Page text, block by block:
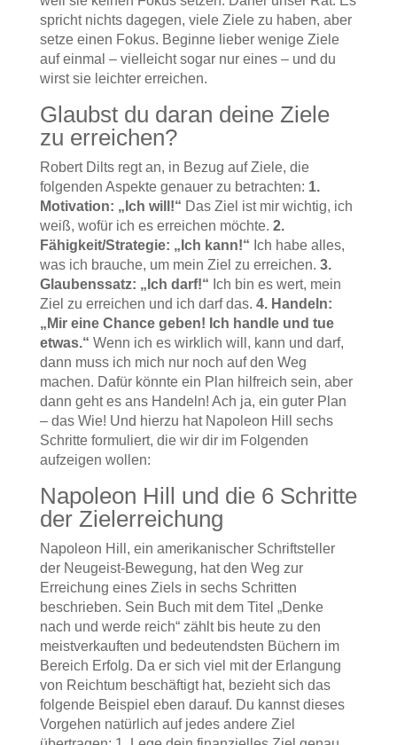
spricht nichts dagegen, viele Ziele zu haben, aber
setze einen Fokus. Beginne lieber wenige Ziele
auf einmal – vielleicht sogar nur eines – und du
wirst sie leichter erreichen.
Glaubst du daran deine Ziele
zu erreichen?
Robert Dilts regt an, in Bezug auf Ziele, die
folgenden Aspekte genauer zu betrachten: 1.
Motivation: „Ich will!“ Das Ziel ist mir wichtig, ich
weiß, wofür ich es erreichen möchte. 2.
Fähigkeit/Strategie: „Ich kann!“ Ich habe alles,
was ich brauche, um mein Ziel zu erreichen. 3.
Glaubenssatz: „Ich darf!“ Ich bin es wert, mein
Ziel zu erreichen und ich darf das. 4. Handeln:
„Mir eine Chance geben! Ich handle und tue
etwas.“ Wenn ich es wirklich will, kann und darf,
dann muss ich mich nur noch auf den Weg
machen. Dafür könnte ein Plan hilfreich sein, aber
dann geht es ans Handeln! Ach ja, ein guter Plan
– das Wie! Und hierzu hat Napoleon Hill sechs
Schritte formuliert, die wir dir im Folgenden
aufzeigen wollen:
Napoleon Hill und die 6 Schritte
der Zielerreichung
Napoleon Hill, ein amerikanischer Schriftsteller
der Neugeist-Bewegung, hat den Weg zur
Erreichung eines Ziels in sechs Schritten
beschrieben. Sein Buch mit dem Titel „Denke
nach und werde reich“ zählt bis heute zu den
meistverkauften und bedeutendsten Büchern im
Bereich Erfolg. Da er sich viel mit der Erlangung
von Reichtum beschäftigt hat, bezieht sich das
folgende Beispiel eben darauf. Du kannst dieses
Vorgehen natürlich auf jedes andere Ziel